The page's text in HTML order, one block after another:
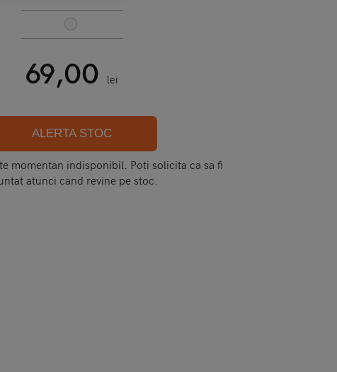
69,00 lei
ALERTA STOC
momentan indisponibil. Poti solicita ca sa fi
atunci cand revine pe stoc.